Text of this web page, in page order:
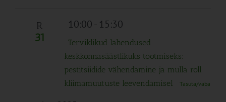
R
31
10:00- 15:30
Terviklikud lahendused
keskkonnasäästlikuks tootmiseks:
pestitsiidide vähendamine ja mulla roll
kliimamuutuste leevendamisel
Tasuta/vaba